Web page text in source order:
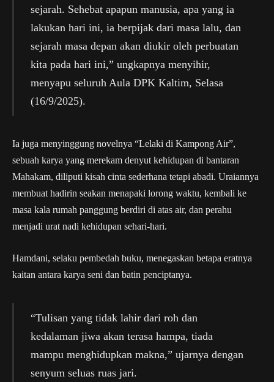
sejarah. Sehebat apapun manusia, apa yang ia
lakukan hari ini, ia berpijak dari masa lalu, dan
sejarah masa depan akan diukir oleh perbuatan
kita pada hari ini,” ungkapnya menyihir,
menyapu seluruh Aula DPK Kaltim, Selasa
(16/9/2025).
Ia juga menyinggung novelnya “Lelaki di Kampong Air”,
sebuah karya yang merekam denyut kehidupan di bantaran
Mahakam, diliputi kisah cinta sederhana tetapi abadi. Uraiannya
membuat hadirin seakan menapaki lorong waktu, kembali ke
masa kala rumah panggung berdiri di atas air, dan perahu
menjadi urat nadi kehidupan sehari-hari.
Hamdani, selaku pembedah buku, menegaskan betapa eratnya
kaitan antara karya seni dan batin penciptanya.
“Tulisan yang tidak lahir dari roh dan
kedalaman jiwa akan terasa hampa, tiada
mampu menghidupkan makna,” ujarnya dengan
senyum seluas ruas jari.